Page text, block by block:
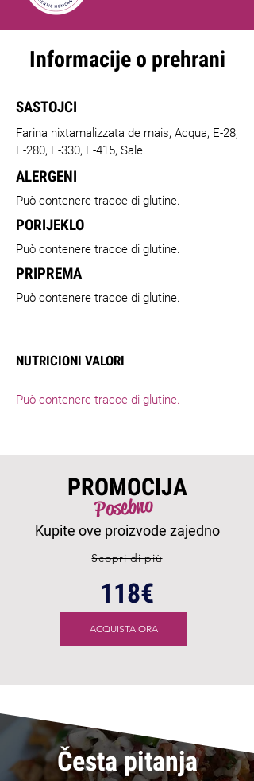
Informacije o prehrani
SASTOJCI
Farina nixtamalizzata de mais, Acqua, E-28,
E-280, E-330, E-415, Sale.
ALERGENI
Può contenere tracce di glutine.
PORIJEKLO
Può contenere tracce di glutine.
PRIPREMA
Può contenere tracce di glutine.
NUTRICIONI VALORI
Può contenere tracce di glutine.
PROMOCIJA
Posebno
Kupite ove proizvode zajedno
Scopri di più
118€
ACQUISTA ORA
Česta pitanja